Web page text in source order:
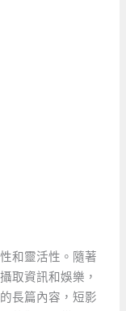
和靈活性。隨著
取資訊和娛樂，
長篇內容，短影